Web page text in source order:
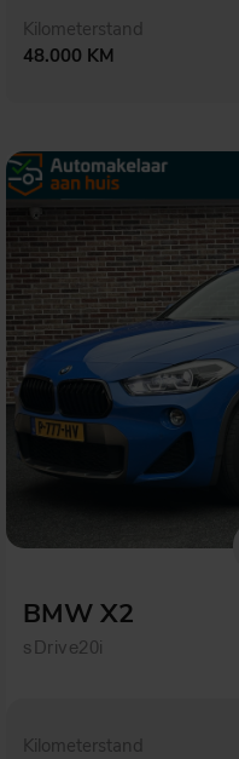
Kilometerstand
48.000 KM
BMW X2
sDrive20i
Kilometerstand